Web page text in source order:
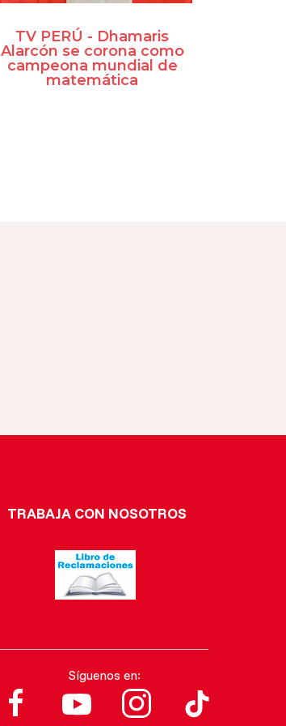
TV PERÚ - Dhamaris
Alarcón se corona como
campeona mundial de
matemática
TRABAJA CON NOSOTROS
Síguenos en: